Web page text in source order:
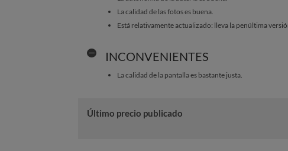
La calidad de las fotos es buena.
Está relativamente actualizado: lleva la penúltima
INCONVENIENTES
La calidad de la pantalla es bastante justa.
Último precio publicado